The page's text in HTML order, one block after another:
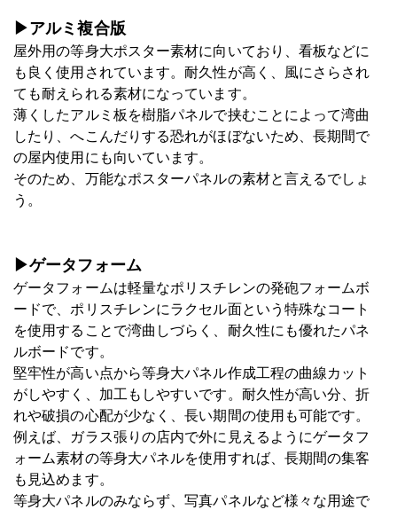
▶アルミ複合版
屋外用の等身大ポスター素材に向いており、看板などに
も良く使用されています。耐久性が高く、風にさらされ
ても耐えられる素材になっています。
薄くしたアルミ板を樹脂パネルで挟むことによって湾曲
したり、へこんだりする恐れがほぼないため、長期間で
の屋内使用にも向いています。
そのため、万能なポスターパネルの素材と言えるでしょ
う。
▶ゲータフォーム
ゲータフォームは軽量なポリスチレンの発砲フォームボ
ードで、ポリスチレンにラクセル面という特殊なコート
を使用することで湾曲しづらく、耐久性にも優れたパネ
ルボードです。
堅牢性が高い点から等身大パネル作成工程の曲線カット
がしやすく、加工もしやすいです。耐久性が高い分、折
れや破損の心配が少なく、長い期間の使用も可能です。
例えば、ガラス張りの店内で外に見えるようにゲータフ
ォーム素材の等身大パネルを使用すれば、長期間の集客
も見込めます。
等身大パネルのみならず、写真パネルなど様々な用途で